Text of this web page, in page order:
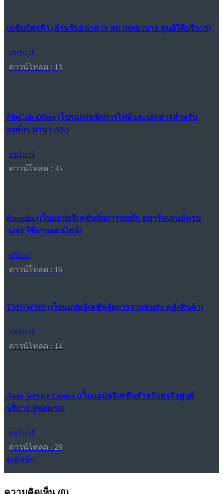
เคชันบัตรคิว (สำหรับธนาคาร สถานพยาบาล ศูนย์ให้บริการ)
แชร์แวร์
ดาวน์โหลด : 13
FileCub Office (โปรแกรมจัดการไฟล์และเอกสารสำหรับ
องค์กร ผ่าน LAN)
แชร์แวร์
ดาวน์โหลด : 35
Roomlix (เว็บแอปพลิเคชันจัดการหอพัก อพาร์ทเมนท์ครบ
วงจร ใช้งานออนไลน์)
ฟรีแวร์
ดาวน์โหลด : 16
TMS/WMS (เว็บแอปพลิเคชันจัดการงานขนส่ง คลังสินค้า)
แชร์แวร์
ดาวน์โหลด : 14
Auto Service Center (เว็บแอปพลิเคชันสำหรับธุรกิจศูนย์
บริการ อู่ซ่อมรถ)
แชร์แวร์
ดาวน์โหลด : 28
ดูเพิ่มอีก...